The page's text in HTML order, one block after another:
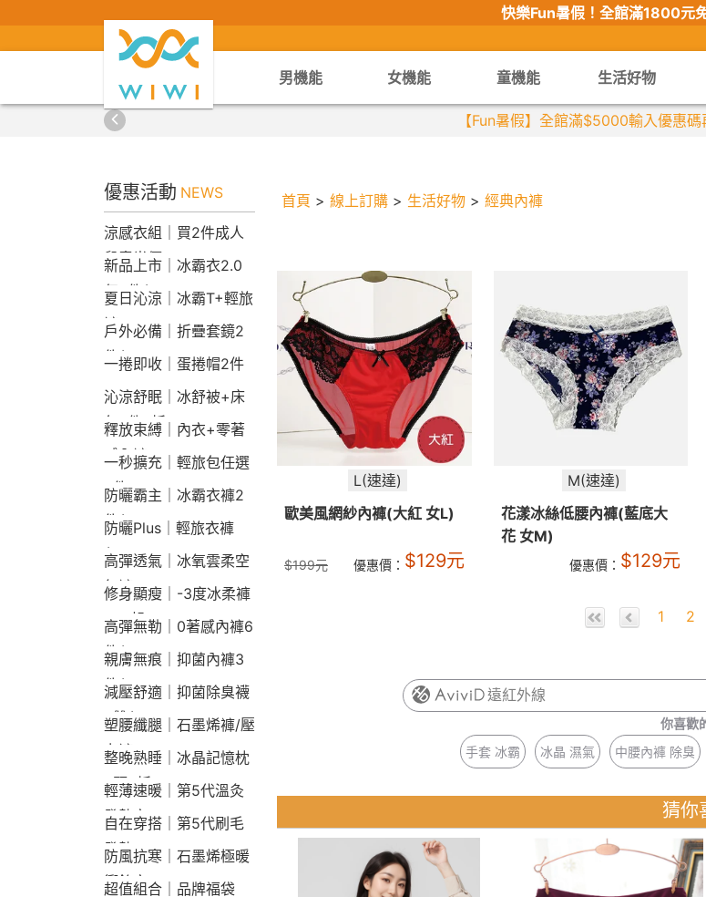
快樂Fun暑假！ 全館滿1800元
男機能 女機能 童機能 生活好物
優惠活動 NEWS
涼感衣組｜買2件成人
兒童半價
新品上市｜冰霸衣2.0
任2件$2290
夏日沁涼｜冰霸T+輕旅
褲
戶外必備｜折疊套鏡2
件$1790
一捲即收｜蛋捲帽2件
1790
沁涼舒眠｜冰舒被+床
包2件9折
釋放束縛｜內衣+零著
感內褲
一秒擴充｜輕旅包任選
2件2190
防曬霸主｜冰霸衣褲2
件$1790
防曬Plus｜輕旅衣褲
$2190
高彈透氣｜冰氧雲柔空
氣褲
修身顯瘦｜-3度冰柔褲
790起
高彈無勒｜0著感內褲6
件$1290
親膚無痕｜抑菌內褲3
件$790
減壓舒適｜抑菌除臭襪
3雙$660
塑腰纖腿｜石墨烯褲/壓
力褲
整晚熟睡｜冰晶記憶枕
2顆9折
輕薄速暖｜第5代溫灸
發熱衣
自在穿搭｜第5代刷毛
發熱Bra T
防風抗寒｜石墨烯極暖
衝鋒衣
超值組合｜品牌福袋
首頁 > 線上訂購 > 生活好物 > 經典內褲
L(速達)
歐美風網紗內褲(大紅 女L)
$199元 優惠價： $129元
M(速達)
花漾冰絲低腰內褲(藍底大
花 女M)
優惠價： $129元
1 2
遠紅外線
你喜歡
手套 冰霸
冰晶 濕氣 中腰內褲 除臭
猜你